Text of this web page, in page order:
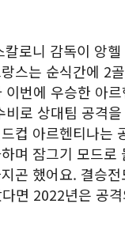
로니 감독이 앙
스는 순식간에 2
번에 우승한 아
로 상대팀 공격
컵 아르헨티나는
며 잠그기 모드로
곤 했어요. 결승
면 2022년은 공